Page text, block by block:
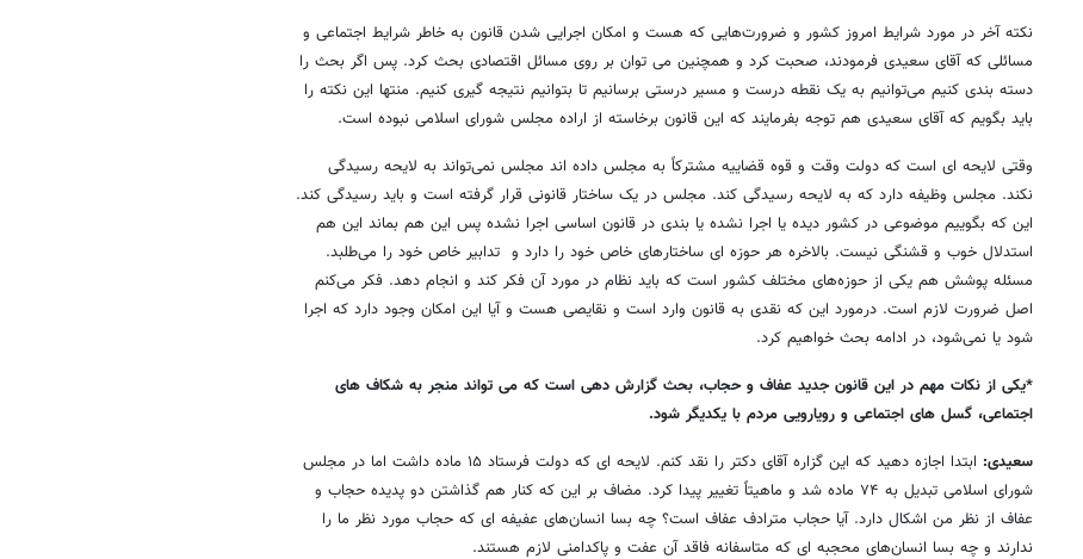
نکته آخر در مورد شرایط امروز کشور و ضرورت‌هایی که هست و امکان اجرایی شدن قانون به خاطر شرایط اجتماعی و
مسائلی که آقای سعیدی فرمودند، صحبت کرد و همچنین می توان بر روی مسائل اقتصادی بحث کرد. پس اگر بحث را
دسته بندی کنیم می‌توانیم به یک نقطه درست و مسیر درستی برسانیم تا بتوانیم نتیجه گیری کنیم. منتها این نکته را
باید بگویم که آقای سعیدی هم توجه بفرمایند که این قانون برخاسته از اراده مجلس شورای اسلامی نبوده است.
وقتی لایحه ای است که دولت وقت و قوه قضاییه مشترکاً به مجلس داده اند مجلس نمی‌تواند به لایحه رسیدگی
نکند. مجلس وظیفه دارد که به لایحه رسیدگی کند. مجلس در یک ساختار قانونی قرار گرفته است و باید رسیدگی کند.
این که بگوییم موضوعی در کشور دیده یا اجرا نشده یا بندی در قانون اساسی اجرا نشده پس این هم بماند این هم
استدلال خوب و قشنگی نیست. بالاخره هر حوزه ای ساختارهای خاص خود را دارد و تدابیر خاص خود را می‌طلبد.
مسئله پوشش هم یکی از حوزه‌های مختلف کشور است که باید نظام در مورد آن فکر کند و انجام دهد. فکر می‌کنم
اصل ضرورت لازم است. درمورد این که نقدی به قانون وارد است و نقایصی هست و آیا این امکان وجود دارد که اجرا
شود یا نمی‌شود، در ادامه بحث خواهیم کرد.
*یکی از نکات مهم در این قانون جدید عفاف و حجاب، بحث گزارش دهی است که می تواند منجر به شکاف های
اجتماعی، گسل های اجتماعی و رویارویی مردم با یکدیگر شود.
سعیدی:
ابتدا اجازه دهید که این گزاره آقای دکتر را نقد کنم. لایحه ای که دولت فرستاد ۱۵ ماده داشت اما در مجلس
شورای اسلامی تبدیل به ۷۴ ماده شد و ماهیتاً تغییر پیدا کرد. مضاف بر این که کنار هم گذاشتن دو پدیده حجاب و
عفاف از نظر من اشکال دارد. آیا حجاب مترادف عفاف است؟ چه بسا انسان‌های عفیفه ای که حجاب مورد نظر ما را
ندارند و چه بسا انسان‌های محجبه ای که متاسفانه فاقد آن عفت و پاکدامنی لازم هستند.